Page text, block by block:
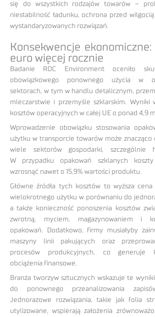
się do wszystkich rodzajów towarów –
niestabilność ładunku, ochrona przed
wystandaryzowanych rozwiązań.
Konsekwencje
euro więcej rocznie
Badanie RDC Environment oceniło
obowiązkowego ponownego użycia w
sektorach, w tym w handlu detalicznym,
mleczarstwie i przemyśle szklarskim. Wyniki
kosztów operacyjnych w całej UE o ponad 4,9
Wprowadzenie obowiązku stosowania
użytku w transporcie towarów może znacząco
wiele sektorów gospodarki, szczególnie
W przypadku opakowań szklanych
wzrosnąć nawet o 15,9% wartości produktu.
Główne źródła tych kosztów to wyższa
wielokrotnego użytku w porównaniu do
a także konieczność ponoszenia kosztów
zwrotną, myciem, magazynowaniem i
opakowań. Dodatkowo, firmy musiałyby
maszyny linii pakujących oraz
procesów produkcyjnych, co generuje
obciążenia finansowe.
Branża tworzyw sztucznych wskazuje te
do ponownego przeanalizowania
Jednorazowe rozwiązania, takie jak folia
utylizowane, wspierają założenia